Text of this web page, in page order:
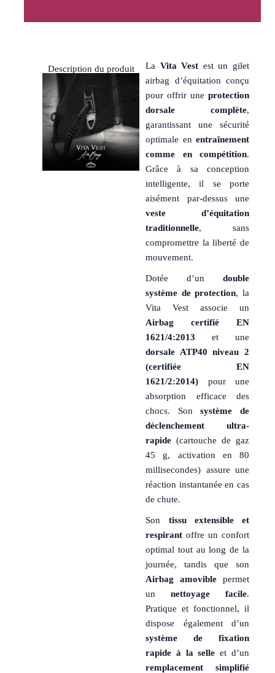
Description du produit La Vita Vest est un gilet
airbag d’équitation conçu
pour offrir une protection
dorsale complète,
garantissant une sécurité
optimale en entraînement
comme en compétition.
Grâce à sa conception
intelligente, il se porte
aisément par-dessus une
veste d’équitation
traditionnelle, sans
compromettre la liberté de
mouvement.
Dotée d’un double
système de protection, la
Vita Vest associe un
Airbag certifié EN
1621/4:2013 et une
dorsale ATP40 niveau 2
(certifiée EN
1621/2:2014) pour une
absorption efficace des
chocs. Sonsystème de
déclenchement ultra-
rapide (cartouche de gaz
45 g, activation en 80
millisecondes) assure une
réaction instantanée en cas
de chute.
Son tissu extensible et
respirant offre un confort
optimal tout au long de la
journée, tandis que son
Airbag amovible permet
unnettoyage facile.
Pratique et fonctionnel, il
dispose également d’un
système de fixation
rapide à la selle et d’un
remplacement simplifié